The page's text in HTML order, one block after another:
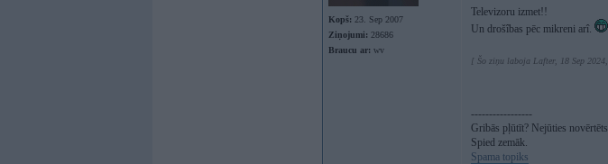
Kopš: 23. Sep 2007
Ziņojumi: 28686
Braucu ar: wv
Televizoru izmet!!
Un drošîbas pēc mikreni arî.
[ Šo ziņu laboja Lafter, 18 Sep
-----------------
Gribās pļūtīt? Nejūties
Spied zemāk.
Spama topiks